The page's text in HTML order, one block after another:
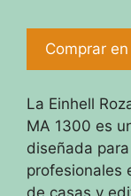
Comprar
La Einhell
MA 1300 es
diseñada
profesionales
de casas y